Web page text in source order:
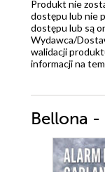
Produkt nie
dostępu lub nie
dostępu lub są
Wydawca/
walidacji
informacji na
Bellona